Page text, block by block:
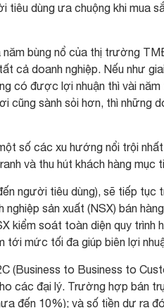
dùng ưa chuộng khi mua
bùng nổ của thị trường
cả doanh nghiệp. Nếu như
có được lợi nhuận thì vài
cũng sành sỏi hơn, thì những
số các xu hướng nổi trội
và thu hút khách hàng
người tiêu dùng), sẽ tiếp tục
nghiệp sản xuất (NSX) bán
kiểm soát toàn diện quy trình
tới mức tối đa giúp biên lợi
(Business to Business to
các đại lý. Trường hợp bán
đến 10%); và số tiền dư ra